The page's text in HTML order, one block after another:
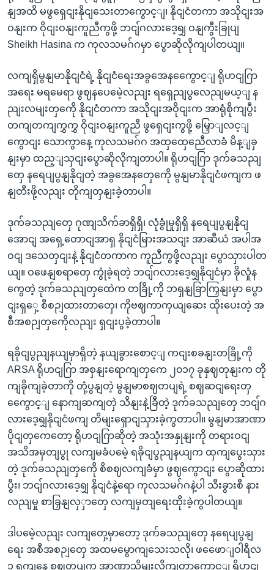
နျအထိ မဖွရှေငျးနိုငျသေးတာကွောင့ျ၊ နိုငျငံတကာ အသိုငျးအ
ဝနျးက ဝိုငျးဝနျးကူညီကွဖို့ ဘငျ်ဂလားဒေ့ရျှ ဝနျကွီးခြုပျ
Sheikh Hasina က ကုလသမဂ်ဂမှာ ပွောဆိုလိုကျပါတယျ။
လကျရှိမွနျမာနိုငျငံရဲ့ နိုငျငံရေးအခွအေနကွေောင့ျ ရိုဟငျဂြာ
အရေး မရမေရာ ဖွဈနပေမေဲ့လညျး ရရှေညျပွလေညျမယ့ျ န
ညျးလမျးတှကေို နိုငျငံတကာ အသိုငျးအဝိုငျးက အာရုံစိုကျပွီး
တကျတကျကွှကွှ ဝိုငျးဝနျးကူညီ ဖွရှေငျးကွဖို့ မြှောျလင့ျ
ကွောငျး သောကွာနေ့ ကုလသမဂ်ဂ အထှထှေညေီလာခံ မိန့ျခှ
နျးမှာ ထည့ျသှငျးပွောဆိုလိုကျတာပါ။ ရိုဟငျဂြာ ဒုက်ခသညျ
တှေ နရေပျပွနျနိုငျတဲ့ အခွအေနတှေကေို မွနျမာနိုငျငံဖကျက ဖ
နျတီးဖို့လညျး တိုကျတှနျးခဲ့တာပါ။
ဒုက်ခသညျတှေ ဂုဏျသိက်ခာရှိရှိ၊ လုံခွုံမှုရှိရှိ နရေပျပွနျနိုငျ
အောငျ အရှေ့တောငျအာရှ နိုငျငံမြားအသငျး အာဆီယံ အပါအ
ဝငျ ဒသေတှငျးနဲ့ နိုငျငံတကာက ကူညီကွဖို့လညျး ပွောသှားပါတ
ယျ။ ဝဖေနျစရာတှေ ကွုံခဲ့ရတဲ့ ဘငျ်ဂလားဒေ့ရျှနိုငျငံမှာ ခိုလှုံန
ကွေတဲ့ ဒုက်ခသညျတှထေဲက တခြို့ကို ဘရှနျခြာကြှနျးမှာ ပွော
ငျးရှှေ့ စီစဉျထားတာတှေ၊ ကိုဗဈကာကှယျဆေး ထိုးပေးတဲ့ အ
စီအစဉျတှကေိုလညျး ရှငျးပွခဲ့တာပါ။
ရခိုငျပွညျနယျမှာရှိတဲ့ နယျခွားစောင့ျ ကငျးစခနျးတခြို့ကို
ARSA ရိုဟငျဂြာ အစှနျးရောကျတှကေ ၂၀၁၇ ခုနှဈတုနျးက တို
ကျခိုကျခဲ့တာကို တုံ့ပွနျတဲ့ မွနျမာစဈတပျရဲ့ စဈဆငျရေးတှ
ကွေောင့ျ နောကျဆကျတှဲ သိနျးနဲ့ခြီတဲ့ ဒုက်ခသညျတှေ ဘငျ်ဂ
လားဒေ့ရျှနိုငျငံဖကျ တိမျးရှောငျသှားခဲ့ကွတာပါ။ မွနျမာအာဏာ
ပိုငျတှကေတော့ ရိုဟငျဂြာဆိုတဲ့ အသုံးအနှုနျးကို တရားဝငျ
အသိအမှတျပွု လကျမခံပမေဲ့ ရခိုငျပွညျနယျက ထှကျပွေးသှား
တဲ့ ဒုက်ခသညျတှကေို စိစဈလကျခံမှာ ဖွဈကွောငျး ပွောဆိုထား
ပွီး၊ ဘငျ်ဂလားဒေ့ရျှ နိုငျငံနဲ့ရော ကုလသမဂ်ဂနဲ့ပါ သီးခွားစီ နား
လညျမှု စာခြှနျလှှာတှေ လကျမှတျရေးထိုးခဲ့ကွပါတယျ။
ဒါပမေဲ့လညျး လကျတှေ့မှာတော့ ဒုက်ခသညျတှေ နရေပျပွနျ
ရေး အစီအစဉျတှေ အထမမွောကျသေးသလို၊ ဖဖေောျဝါရီလ
၁ ရကျနေ့ စဈတပျက အာဏာသိမျးလိုကျတာကွောင့ျ ရိုဟငျ